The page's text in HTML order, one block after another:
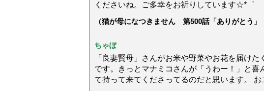
くださいね。ご多幸をお祈りしています☆*゜
（猫が母になつきません 第500話「ありがとう」
ちゃぼ
「良妻賢母」さんがお米や野菜やお花を届け
です。きっとマナミコさんが「うわー！」と
て持って来てくださってるのだと思います。 お